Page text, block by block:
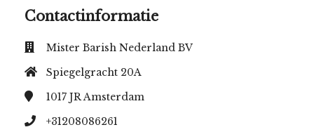
Contactinformatie
Mister Barish Nederland BV
Spiegelgracht 20A
1017 JRAmsterdam
+31208086261